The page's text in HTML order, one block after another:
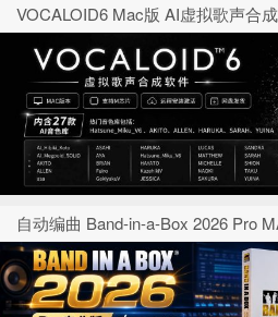
VOCALOID6 Mac版 AI虚拟歌声合
自动编曲 Band-in-a-Box 2026 Pro